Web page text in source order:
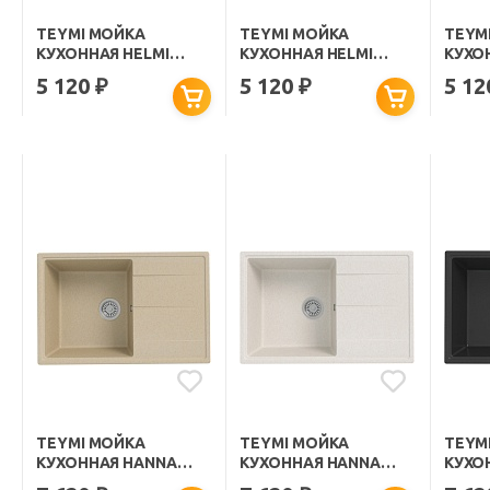
TEYMI МОЙКА
КУХОННАЯ HELMI
СЕРАЯ МАТОВАЯ
5 120₽
TEYMI МОЙКА
КУХОННАЯ HELMI
БЕЛАЯ МАТОВАЯ
5 120₽ 5
TEYMI МОЙКА
КУХОННАЯ HANNA
TEYMI МОЙКА
КУХОННАЯ HANNA